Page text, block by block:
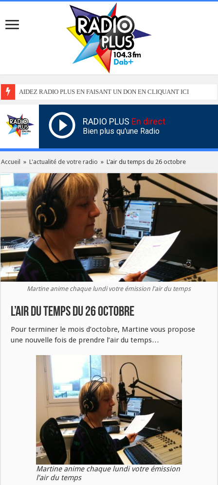
AIDEZ RADIO PLUS EN FAISANT UN DON EN CLIQUANT ICI
RADIO PLUS En direct
Bien plus qu'une Radio
Accueil » L'actualité de votre radio » L’air du temps du 26 octobre
Martine anime chaque lundi votre émission l'air du temps
L’air du temps du 26 octobre
Pour terminer le mois d’octobre, Martine vous propose
une nouvelle fois de prendre l’air du temps…
Martine anime chaque lundi votre émission
l’air du temps